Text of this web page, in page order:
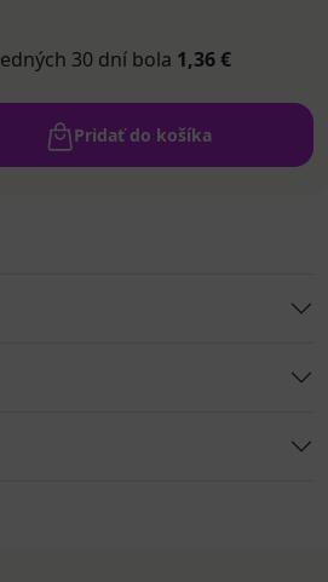
30 dní bola 1,36 €
Pridať do košíka